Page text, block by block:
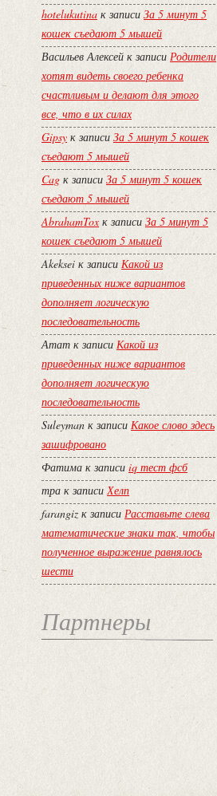
hotelukutina к записи За 5 минут 5
кошек съедают 5 мышей
Васильев Алексей к записи Родители
хотят видеть своего ребенка
счастливым и делают для этого
все, что в их силах
Gipsy к записи За 5 минут 5 кошек
съедают 5 мышей
Cag к записи За 5 минут 5 кошек
съедают 5 мышей
AbrahamToxк записи За 5 минут 5
кошек съедают 5 мышей
Akeksei к записи Какой из
приведенных ниже вариантов
дополняет логическую
последовательность
Атат к записи Какой из
приведенных ниже вариантов
дополняет логическую
последовательность
Suleyman к записи Какое слово здесь
зашифровано
Фатима к записи iq тест фсб
тра к записиХелп
farangiz к записи Расставьте слева
математические знаки так, чтобы
полученное выражение равнялось
шести
Партнеры